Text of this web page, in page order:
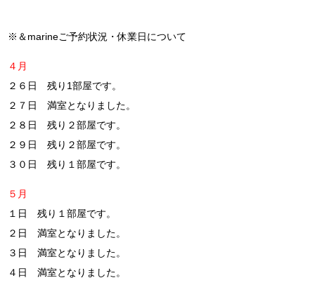
※＆marineご予約状況・休業日について
４月
２６日 残り1部屋です。
２７日 満室となりました。
２８日 残り２部屋です。
２９日 残り２部屋です。
３０日 残り１部屋です。
５月
１日 残り１部屋です。
２日 満室となりました。
３日 満室となりました。
４日 満室となりました。